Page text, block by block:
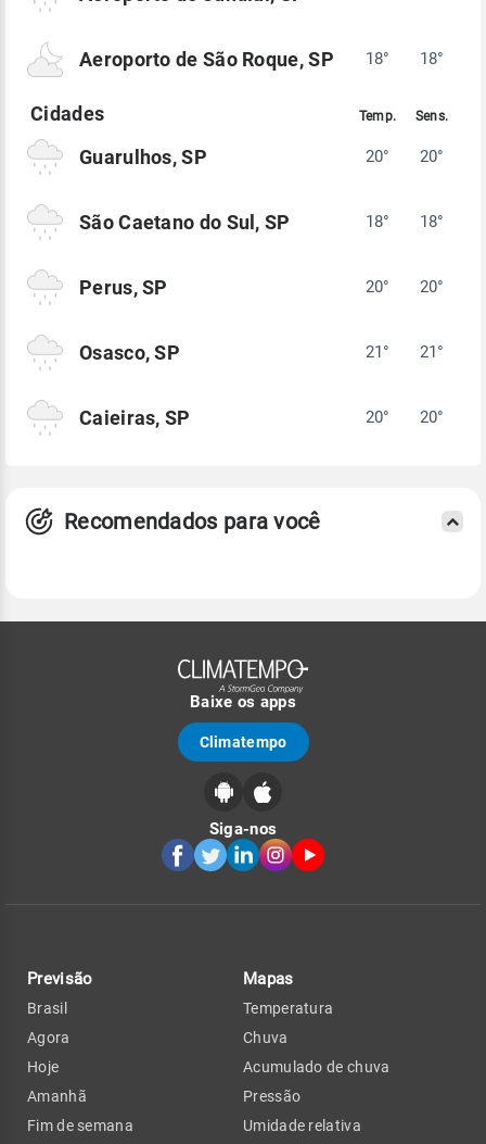
Aeroporto de São Roque, SP 18° 18°
Guarulhos, SP 20° 20°
São Caetano do Sul, SP 18° 18°
Perus, SP 20° 20°
Osasco, SP 21° 21°
Caieiras, SP 20° 20°
Recomendados para você
Baixe os apps
Climatempo
Siga-nos
Previsão
Brasil
Agora
Hoje
Amanhã
Fim de semana
Mapas
Temperatura
Chuva
Acumulado de chuva
Pressão
Umidade relativa